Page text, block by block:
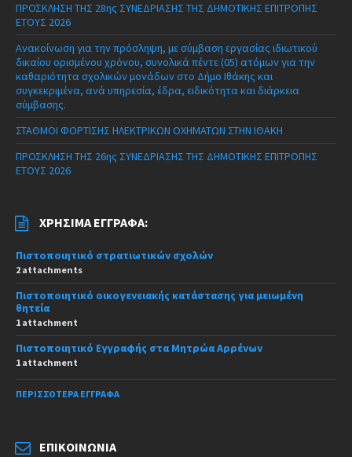
ΠΡΟΣΚΛΗΣΗ ΤΗΣ 28ης ΣΥΝΕΔΡΙΑΣΗΣ ΤΗΣ ΔΗΜΟΤΙΚΗΣ ΕΠΙΤΡΟΠΗΣ
ΕΤΟΥΣ 2026
Ανακοίνωση για την πρόσληψη, με σύμβαση εργασίας ιδιωτικού
δικαίου ορισμένου χρόνου, συνολικά πέντε (05) ατόμων για την
καθαριότητα σχολικών μονάδων στο Δήμο Ιθάκης και
συγκεκριμένα, ανά υπηρεσία, έδρα, ειδικότητα και διάρκεια
σύμβασης.
ΣΤΑΘΜΟΙ ΦΟΡΤΙΣΗΣ ΗΛΕΚΤΡΙΚΩΝ ΟΧΗΜΑΤΩΝ ΣΤΗΝ ΙΘΑΚΗ
ΠΡΟΣΚΛΗΣΗ ΤΗΣ 26ης ΣΥΝΕΔΡΙΑΣΗΣ ΤΗΣ ΔΗΜΟΤΙΚΗΣ ΕΠΙΤΡΟΠΗΣ
ΕΤΟΥΣ 2026
ΧΡΉΣΙΜΑ ΈΓΓΡΑΦΑ:
Πιστοποιητικό στρατιωτικών σχολών
2 attachments
Πιστοποιητικό οικογενειακής κατάστασης για μειωμένη
θητεία
1 attachment
Πιστοποιητικό Εγγραφής στα Μητρώα Αρρένων
1 attachment
ΠΕΡΙΣΣΌΤΕΡΑ ΈΓΓΡΑΦΑ
ΕΠΙΚΟΙΝΩΝΊΑ